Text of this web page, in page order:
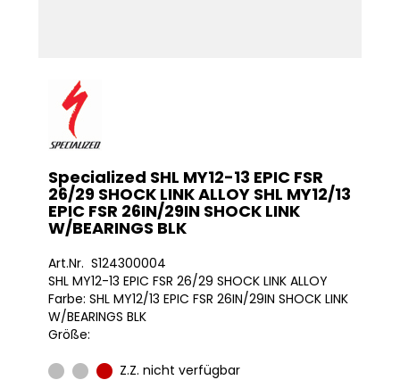
Specialized SHL MY12-13 EPIC FSR
26/29 SHOCK LINK ALLOY SHL MY12/13
EPIC FSR 26IN/29IN SHOCK LINK
W/BEARINGS BLK
Art.Nr. S124300004
SHL MY12-13 EPIC FSR 26/29 SHOCK LINK ALLOY
Farbe: SHL MY12/13 EPIC FSR 26IN/29IN SHOCK LINK
W/BEARINGS BLK
Größe:
Z.Z. nicht verfügbar